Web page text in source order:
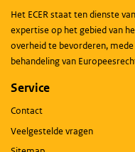
Het ECER staat ten dienste
expertise op het gebied van
overheid te bevorderen,
behandeling van
Service
Contact
Veelgestelde vragen